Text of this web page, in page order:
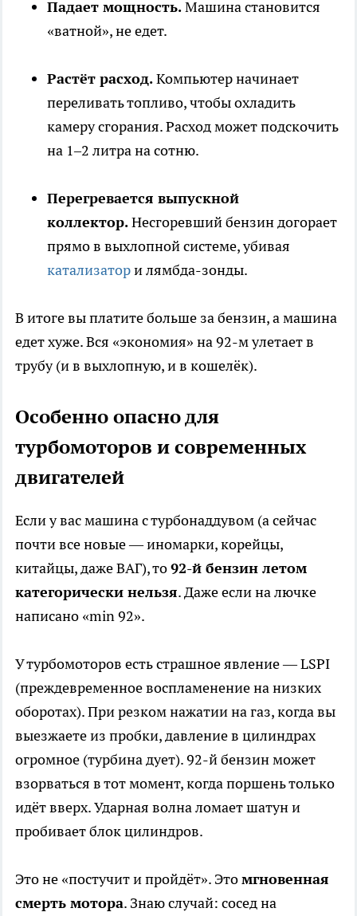
Падает мощность.Машина становится
«ватной», не едет.
Растёт расход.Компьютер начинает
переливать топливо, чтобы охладить
камеру сгорания. Расход может подскочить
на 1–2 литра на сотню.
Перегревается выпускной
коллектор.Несгоревший бензин догорает
прямо в выхлопной системе, убивая
катализатори лямбда-зонды.
В итоге вы платите больше за бензин, а машина
едет хуже. Вся «экономия» на 92-м улетает в
трубу (и в выхлопную, и в кошелёк).
Особенно опасно для
турбомоторов и современных
двигателей
Если у вас машина с турбонаддувом (а сейчас
почти все новые — иномарки, корейцы,
китайцы, даже ВАГ), то92-й бензин летом
категорически нельзя. Даже если на лючке
написано «min 92».
У турбомоторов есть страшное явление — LSPI
(преждевременное воспламенение на низких
оборотах). При резком нажатии на газ, когда вы
выезжаете из пробки, давление в цилиндрах
огромное (турбина дует). 92-й бензин может
взорваться в тот момент, когда поршень только
идёт вверх. Ударная волна ломает шатун и
пробивает блок цилиндров.
Это не «постучит и пройдёт». Этомгновенная
смерть мотора. Знаю случай: сосед на